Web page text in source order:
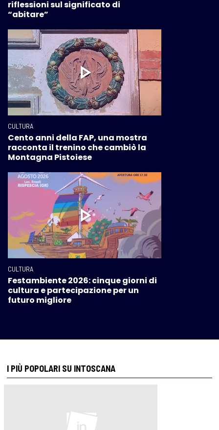
riflessioni sul significato di
“abitare”
CULTURA
Cento anni della FAP, una mostra
racconta il trenino che cambiò la
Montagna Pistoiese
CULTURA
Festambiente 2026: cinque giorni di
cultura e partecipazione per un
futuro migliore
I PIÙ POPOLARI SU INTOSCANA